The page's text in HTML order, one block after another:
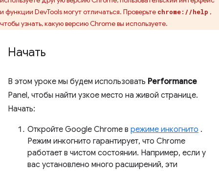
и функции DevTools могут отличаться. Проверьте chrome://help ,
чтобы узнать, какую версию Chrome вы используете.
Начать
В этом уроке мы будем использовать Performance
Panel, чтобы найти узкое место на живой странице.
Начать:
Откройте Google Chrome в режиме инкогнито .
Режим инкогнито гарантирует, что Chrome
работает в чистом состоянии. Например, если у
вас установлено много расширений, эти